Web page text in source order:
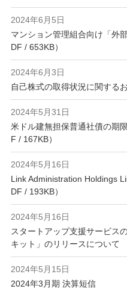
2024年6月5日
マンション管理組合向け「外
DF / 653KB）
2024年6月3日
自己株式の取得状況に関する
2024年5月31日
米ドル建無担保普通社債の期
F / 167KB）
2024年5月16日
Link Administration Holdings
DF / 193KB）
2024年5月16日
スタートアップ支援サービス
キット」のリリースについて
2024年5月15日
2024年3月期 決算短信